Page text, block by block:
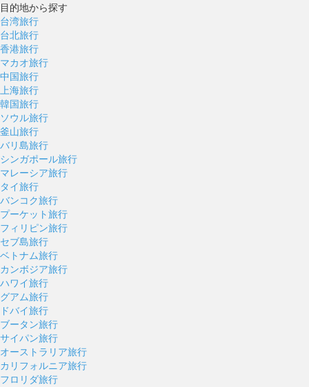
目的地から探す
台湾旅行
台北旅行
香港旅行
マカオ旅行
中国旅行
上海旅行
韓国旅行
ソウル旅行
釜山旅行
バリ島旅行
シンガポール旅行
マレーシア旅行
タイ旅行
バンコク旅行
プーケット旅行
フィリピン旅行
セブ島旅行
ベトナム旅行
カンボジア旅行
ハワイ旅行
グアム旅行
ドバイ旅行
ブータン旅行
サイパン旅行
オーストラリア旅行
カリフォルニア旅行
フロリダ旅行